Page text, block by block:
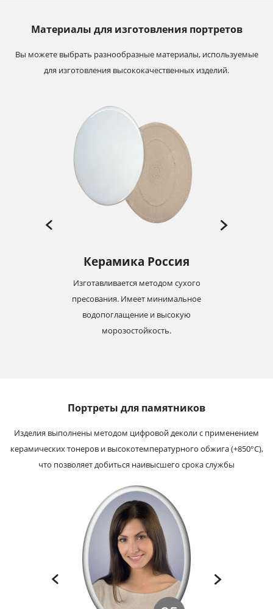
Материалы для изготовления портретов
Вы можете выбрать разнообразные материалы, используемые
для изготовления высококачественных изделий.
Керамика Россия
Изготавливается методом сухого
пресования. Имеет минимальное
водопоглащение и высокую
морозостойкость.
Портреты для памятников
Изделия выполнены методом цифровой деколи с применением
керамических тонеров и высокотемпературного обжига (+850°С),
что позволяет добиться наивысшего срока службы